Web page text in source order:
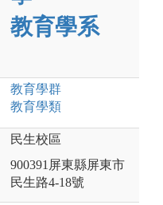
教育學系
教育學群
教育學類
民生校區
900391屏東縣屏東市
民生路4-18號